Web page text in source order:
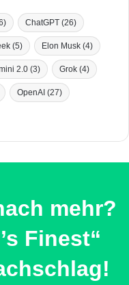
ChatGPT (26)
(5) Elon Musk (4)
2.0 (3) Grok (4)
OpenAI (27)
mehr?
Finest“